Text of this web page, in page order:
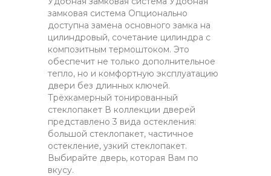
замковая система Опционально
доступна замена основного замка на
цилиндровый, сочетание цилиндра с
композитным термоштоком. Это
обеспечит не только дополнительное
тепло, но и комфортную эксплуатацию
двери без длинных ключей.
Трёхкамерный тонированный
стеклопакет В коллекции дверей
представлено 3 вида остекления:
большой стеклопакет, частичное
остекление, узкий стеклопакет.
Выбирайте дверь, которая Вам по
вкусу.